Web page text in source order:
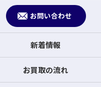
お問い合わせ
新着情報
お買取の流れ